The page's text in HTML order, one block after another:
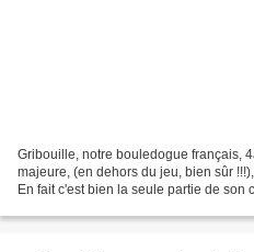
Gribouille, notre bouledogue français,
majeure, (en dehors du jeu, bien sûr
En fait c'est bien la seule partie de son